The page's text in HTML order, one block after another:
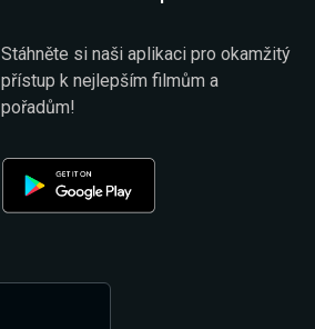
Stáhněte si naši aplikaci pro okamžitý
přístup k nejlepším filmům a
pořadům!